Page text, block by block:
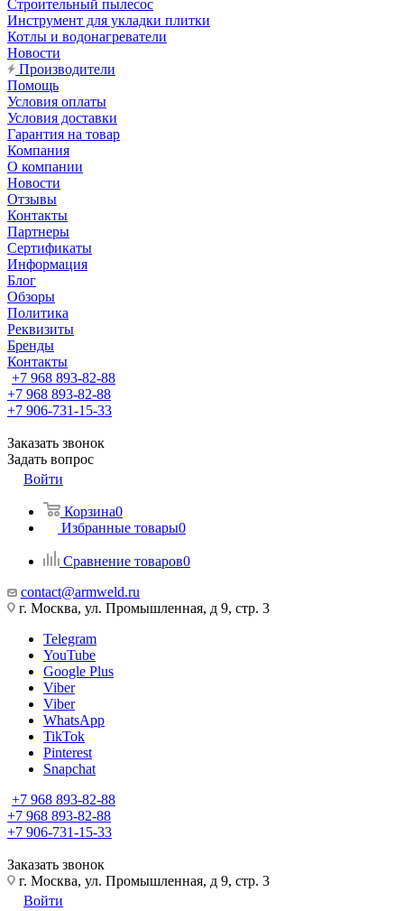
Строительный пылесос
Инструмент для укладки плитки
Котлы и водонагреватели
Новости
Производители
Помощь
Условия оплаты
Условия доставки
Гарантия на товар
Компания
О компании
Новости
Отзывы
Контакты
Партнеры
Сертификаты
Информация
Блог
Обзоры
Политика
Реквизиты
Бренды
Контакты
+7 968 893-82-88
+7 968 893-82-88
+7 906-731-15-33
Заказать звонок
Задать вопрос
Войти
Корзина0
Избранные товары0
Сравнение товаров0
contact@armweld.ru
г. Москва, ул. Промышленная, д 9, стр. 3
Telegram
YouTube
Google Plus
Viber
Viber
WhatsApp
TikTok
Pinterest
Snapchat
+7 968 893-82-88
+7 968 893-82-88
+7 906-731-15-33
Заказать звонок
г. Москва, ул. Промышленная, д 9, стр. 3
Войти